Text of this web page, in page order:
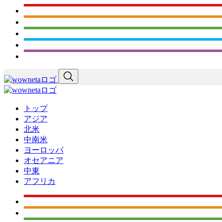
トップ
アジア
北米
中南米
ヨーロッパ
オセアニア
中東
アフリカ